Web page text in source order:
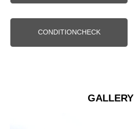
CONDITIONCHECK
GALLERY